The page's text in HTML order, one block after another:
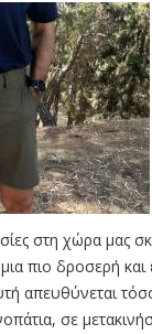
στη χώρα
πιο δροσερή
απευθύνεται
σε